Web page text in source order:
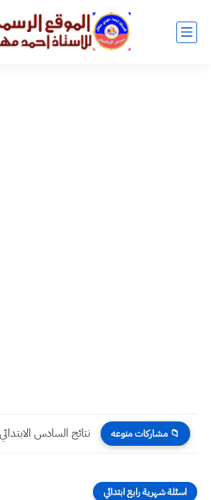
📁 مشاركات منوعه
اسئلة شهرية رابع ابتدائي